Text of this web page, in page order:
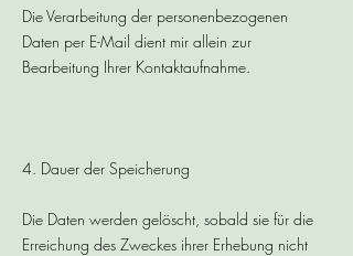
Die Verarbeitung der personenbezogenen
Daten per E-Mail dient mir allein zur
Bearbeitung Ihrer Kontaktaufnahme.
4. Dauer der Speicherung
Die Daten werden gelöscht, sobald sie für die
Erreichung des Zweckes ihrer Erhebung nicht